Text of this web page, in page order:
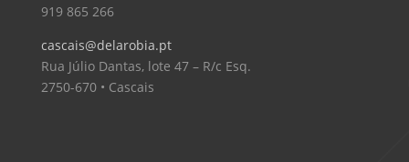
919 865 266
cascais@delarobia.pt
Rua Júlio Dantas, lote 47 – R/c Esq.
2750-670 • Cascais